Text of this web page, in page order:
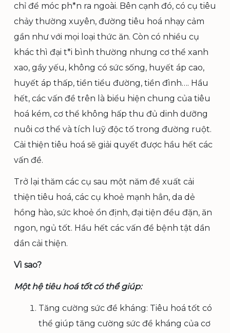
chỉ để móc ph*n ra ngoài. Bên cạnh đó, có cụ tiêu
chảy thường xuyên, đường tiêu hoá nhạy cảm
gần như với mọi loại thức ăn. Còn có nhiều cụ
khác thì đại t*i bình thường nhưng cơ thể xanh
xao, gầy yếu, không có sức sống, huyết áp cao,
huyết áp thấp, tiền tiểu đường, tiền đình…. Hầu
hết, các vấn đề trên là biểu hiện chung của tiêu
hoá kém, cơ thể không hấp thu đủ dinh dưỡng
nuôi cơ thể và tích luỹ độc tố trong đường ruột.
Cải thiện tiêu hoá sẽ giải quyết được hầu hết các
vấn đề.
Trở lại thăm các cụ sau một năm đề xuất cải
thiện tiêu hoá, các cụ khoẻ mạnh hẳn, da dẻ
hồng hào, sức khoẻ ổn định, đại tiện đều đặn, ăn
ngon, ngủ tốt. Hầu hết các vấn đề bệnh tật dần
dần cải thiện.
Vì sao?
Một hệ tiêu hoá tốt có thể giúp:
Tăng cường sức đề kháng: Tiêu hoá tốt có
thể giúp tăng cường sức đề kháng của cơ